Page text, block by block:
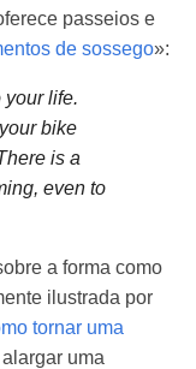
passeios e
de sossego»:
life.
bike
is a
even to
a forma como
ilustrada por
tornar uma
uma